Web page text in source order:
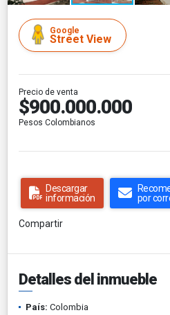
Google
Street View
Precio de venta
$900.000.000
Pesos Colombianos
Descargar
información
por
Compartir
Detalles del inmueble
País: Colombia